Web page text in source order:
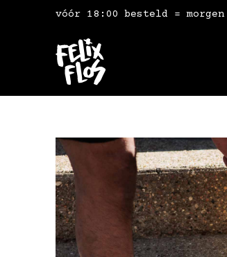
vóór 18:00 besteld =